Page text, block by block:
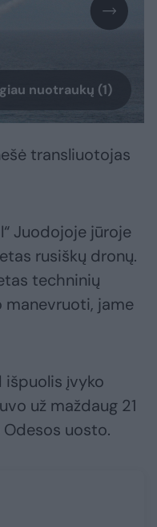
nuotraukų (1)
transliuotojas
Juodojoje jūroje
rusiškų dronų.
techninių
manevruoti, jame
išpuolis įvyko
už maždaug 21
uosto.